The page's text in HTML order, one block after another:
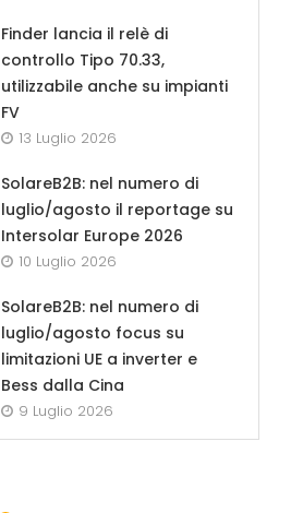
Finder lancia il relè di
controllo Tipo 70.33,
utilizzabile anche su impianti
FV
13 Luglio 2026
SolareB2B: nel numero di
luglio/agosto il reportage su
Intersolar Europe 2026
10 Luglio 2026
SolareB2B: nel numero di
luglio/agosto focus su
limitazioni UE a inverter e
Bess dalla Cina
9 Luglio 2026